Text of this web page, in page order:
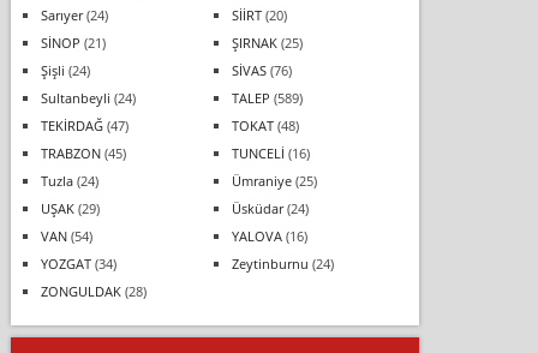
Sarıyer(24) SİİRT(20)
SİNOP (21) ŞIRNAK(25)
Şişli (24) SİVAS(76)
Sultanbeyli (24) TALEP (589)
TEKİRDAĞ(47) TOKAT(48)
TRABZON(45) TUNCELİ (16)
Tuzla(24) Ümraniye(25)
UŞAK(29) Üsküdar(24)
VAN(54) YALOVA(16)
YOZGAT(34) Zeytinburnu (24)
ZONGULDAK(28)